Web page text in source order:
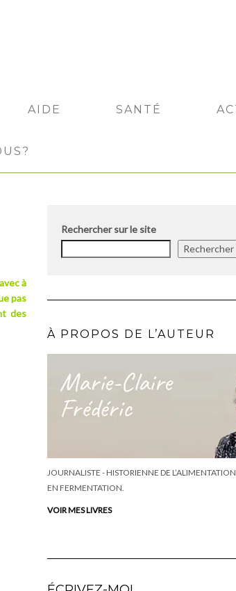
AIDE SANTÉ
à
pas
des
Rechercher sur le site
Rechercher
À PROPOS DE L’AUTEUR
JOURNALISTE - HISTORIENNE DE
EN FERMENTATION.
VOIR MES LIVRES